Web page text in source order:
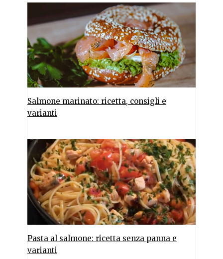
Salmone marinato: ricetta, consigli e
varianti
Pasta al salmone: ricetta senza panna e
varianti